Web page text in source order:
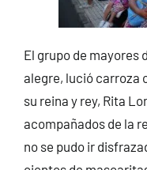
El grupo de mayores
alegre, lució carroza
su reina y rey, Rita
acompañados de la
no se pudo ir